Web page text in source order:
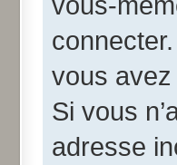
vous
Si vous
adresse